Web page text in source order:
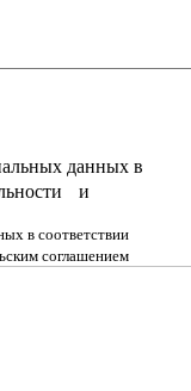
данных в
и
в соответствии
соглашением